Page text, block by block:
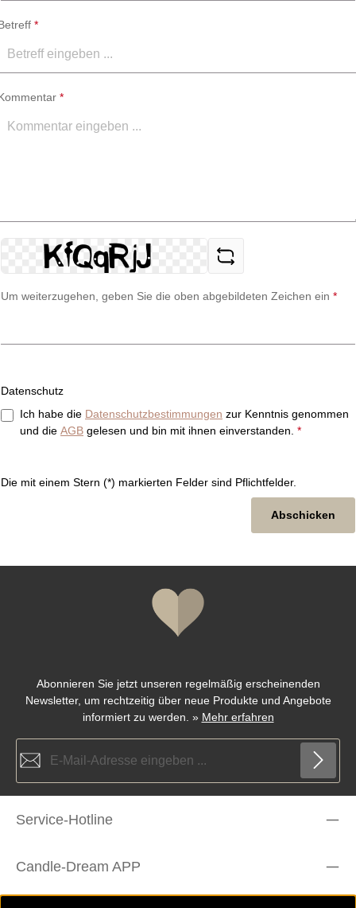
*
*
Um weiterzugehen, geben Sie die oben abgebildeten Zeichen ein *
Datenschutz
Ich habe die Datenschutzbestimmungen zur Kenntnis genommen
und die AGB gelesen und bin mit ihnen einverstanden. *
Die mit einem Stern (*) markierten Felder sind Pflichtfelder.
Abschicken
Abonnieren Sie jetzt unseren regelmäßig erscheinenden
Newsletter, um rechtzeitig über neue Produkte und Angebote
informiert zu werden. » Mehr erfahren
Datenschutz
Ich habe dieDatenschutzbestimmungen
Service-Hotline
Candle-Dream APP